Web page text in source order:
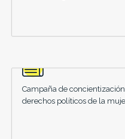
Campaña de
derechos políticos de la